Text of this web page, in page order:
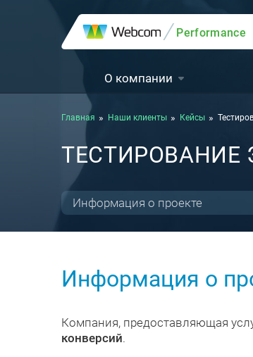
Performance
О компании
Главная Наши клиенты Кейсы
ТЕСТИРОВАНИЕ
Информация о проекте
Информация о
Компания, предоставляющая
конверсий.